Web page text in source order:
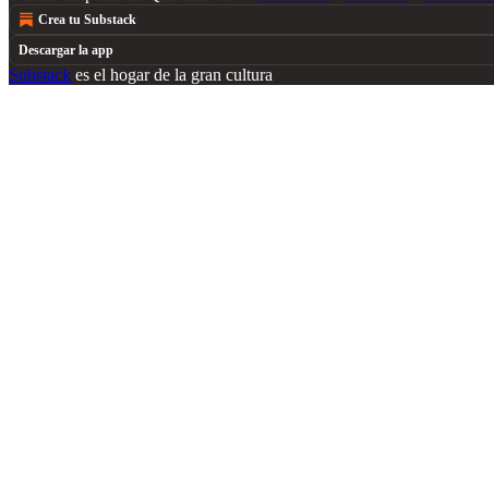
Crea tu Substack
Descargar la app
Substack es el hogar de la gran cultura